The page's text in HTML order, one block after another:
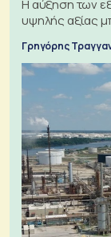
Η αύξηση των
υψηλής αξίας
Γρηγόρης